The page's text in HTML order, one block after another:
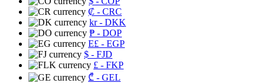
₡ - CRC
kr- DKK
₱ - DOP
E£ - EGP
$ - FJD
£ - FKP
₾ - GEL